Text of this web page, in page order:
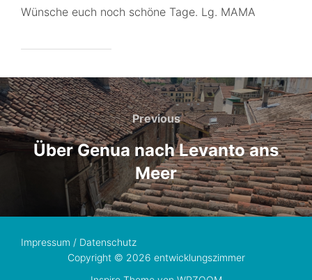
Wünsche euch noch schöne Tage. Lg. MAMA
Beitragsnavigation
Previous
Previous
Über Genua nach Levanto ans
Meer
Impressum / Datenschutz
Copyright © 2026 entwicklungszimmer